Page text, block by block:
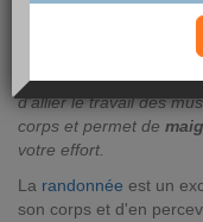
Les beaux jours font
remettant votre corps
d'allier le travail des
corps et permet de
votre effort.
La randonnée est un
son corps et d'en